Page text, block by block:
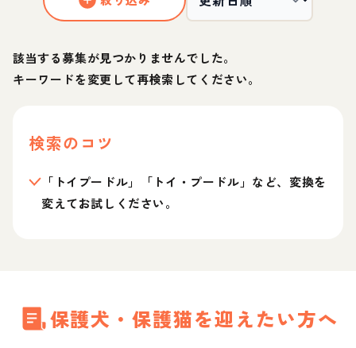
該当する募集が見つかりませんでした。
キーワードを変更して再検索してください。
検索のコツ
「トイプードル」「トイ・プードル」など、変換を
変えてお試しください。
保護犬・保護猫を迎えたい方へ